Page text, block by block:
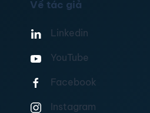
Về tác giả
Linkedin
YouTube
Facebook
Instagram